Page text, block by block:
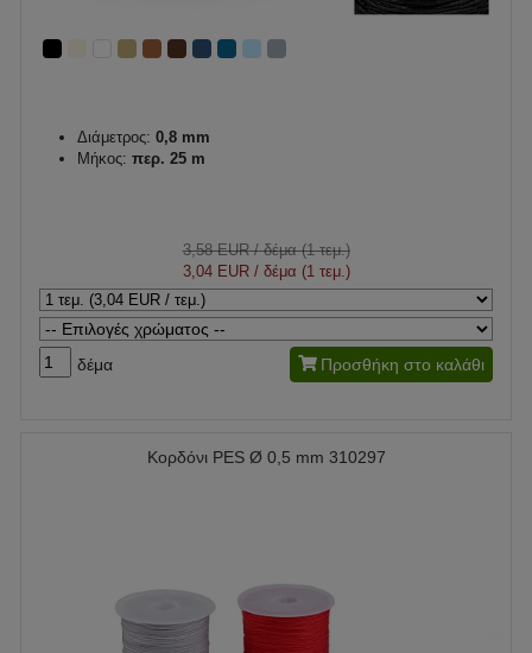
Διάμετρος: 0,8 mm
Μήκος: περ. 25 m
3,58 EUR/ δέμα (1 τεμ.)
3,04 EUR/ δέμα (1 τεμ.)
δέμα Προσθήκη στο καλάθι
Κορδόνι PES Ø 0,5 mm 310297